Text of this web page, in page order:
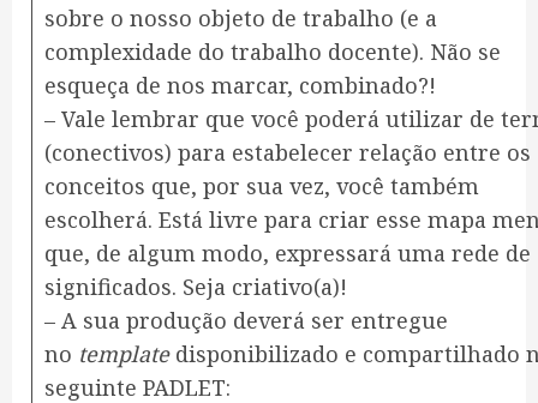
sobre o nosso objeto de trabalho (e a
complexidade do trabalho docente). Não se
esqueça de nos marcar, combinado?!
– Vale lembrar que você poderá utilizar de
(conectivos) para estabelecer relação entre os
conceitos que, por sua vez, você também
escolherá. Está livre para criar esse mapa
que, de algum modo, expressará uma rede de
significados. Seja criativo(a)!
– A sua produção deverá ser entregue
no templatedisponibilizado e compartilhado
seguinte PADLET: